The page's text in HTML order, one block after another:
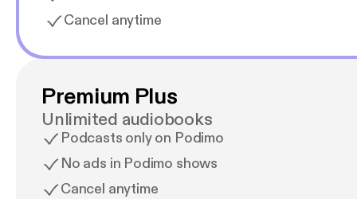
Cancel anytime
Premium Plus
Unlimited audiobooks
Podcasts only on Podimo
No ads in Podimo shows
Cancel anytime